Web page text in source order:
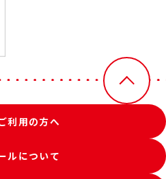
利用の方へ
ルについて